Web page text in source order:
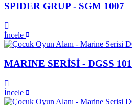
SPIDER GRUP - SGM 1007
İncele
MARINE SERİSİ - DGSS 101
İncele